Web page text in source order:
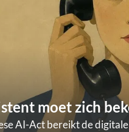
moet zich
AI-Act bereikt de